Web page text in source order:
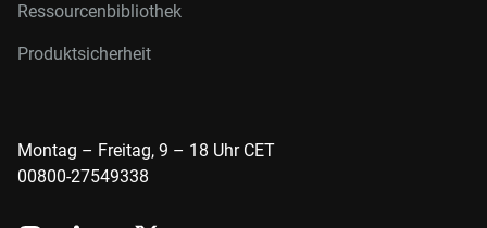
Ressourcenbibliothek
Produktsicherheit
Montag – Freitag, 9 – 18 Uhr CET
00800-27549338